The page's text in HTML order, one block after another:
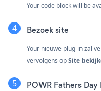
Your code block will be
Bezoek site
Your nieuwe plug-in zal
vervolgens opSite
POWR Fathers